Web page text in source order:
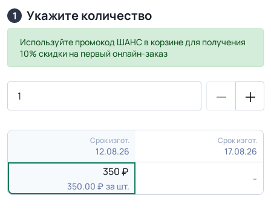
1 Укажите количество
Используйте промокод ШАНС в корзине для получения
10% скидки на первый онлайн-заказ
Срок изгот.
12.08.26
Срок изгот.
17.08.26
350
350.00 за шт.
-